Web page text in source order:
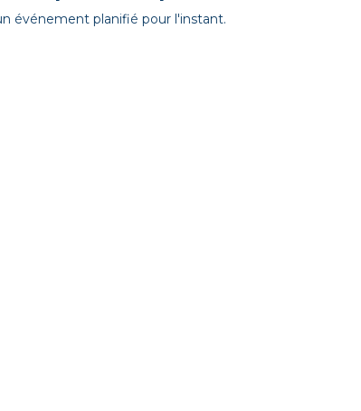
événement planifié pour l'instant.